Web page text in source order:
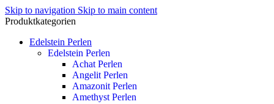
Skip to navigation Skip to main content
Produktkategorien
Edelstein Perlen
Edelstein Perlen
Achat Perlen
Angelit Perlen
Amazonit Perlen
Amethyst Perlen